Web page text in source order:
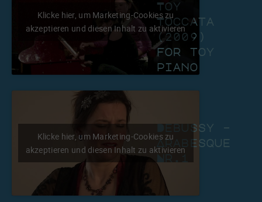
Toy
Toccata
(2009)
for toy
piano
Klicke hier, um Marketing-Cookies zu
akzeptieren und diesen Inhalt zu aktivieren
Debussy –
Arabesque
Klicke hier, um Marketing-Cookies zu
akzeptieren und diesen Inhalt zu aktivieren